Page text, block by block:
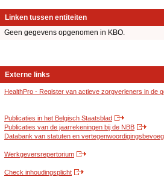
Linken tussen entiteiten
Geen gegevens opgenomen in KBO.
Externe links
HealthPro - Register van actieve zorgverleners in de
Publicaties in het Belgisch Staatsblad
Publicaties van de jaarrekeningen bij de NBB
Databank van statuten en
Werkgeversrepertorium
Check inhoudingsplicht